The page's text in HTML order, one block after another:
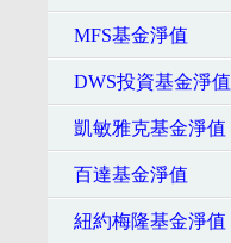
MFS基金淨值
DWS投資基金淨值
凱敏雅克基金淨值
百達基金淨值
紐約梅隆基金淨值